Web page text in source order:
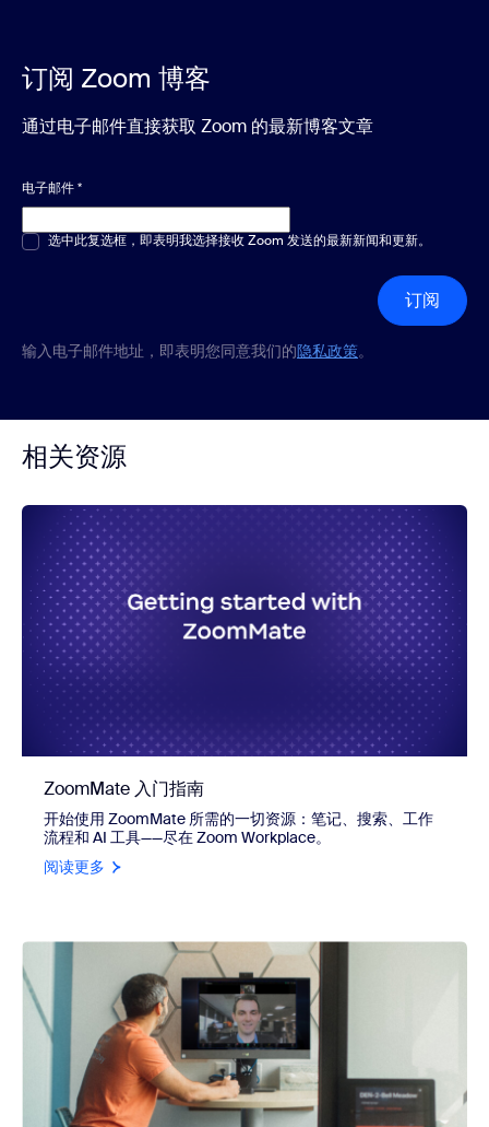
订阅 Zoom 博客
通过电子邮件直接获取 Zoom 的最新博客文章
电子邮件*
多选或单选*
选中此复选框，即表明我选择接收 Zoom 发送的最新新闻和更新。
订阅
输入电子邮件地址，即表明您同意我们的隐私政策。
相关资源
ZoomMate 入门指南
开始使用 ZoomMate 所需的一切资源：笔记、搜索、工作
流程和 AI 工具——尽在 Zoom Workplace。
阅读更多